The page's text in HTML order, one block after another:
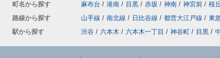
町名から探す
麻布台 / 港南 / 目黒 / 赤坂 / 神南 / 神宮前 / 桜
路線から探す
山手線 / 南北線 / 日比谷線 / 都営大江戸線 / 東
駅から探す
渋谷 / 六本木 / 六本木一丁目 / 神谷町 / 目黒 /